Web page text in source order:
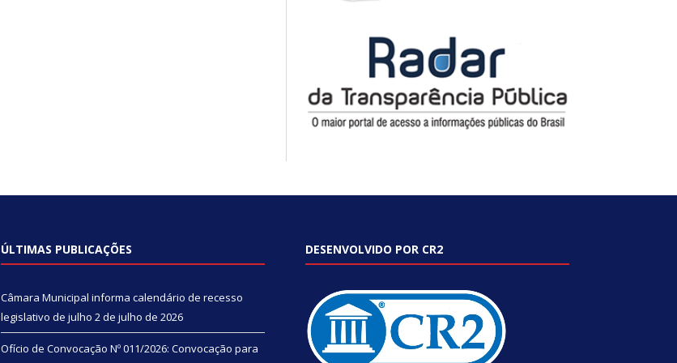
ÚLTIMAS PUBLICAÇÕES
Câmara Municipal informa calendário de recesso
legislativo de julho 2 de julho de 2026
Ofício de Convocação Nº 011/2026: Convocação para
DESENVOLVIDO POR CR2